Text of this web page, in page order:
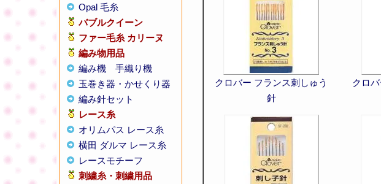
Opal 毛糸
バブルクイーン
ファー毛糸 カリーヌ
編み物用品
編み機
手織り機
玉巻き器・かせくり器
編み針セット
レース糸
オリムパス レース糸
横田 ダルマ レース糸
レースモチーフ
刺繍糸・刺繍用品
クロバー フランス刺しゅう
針
クロ